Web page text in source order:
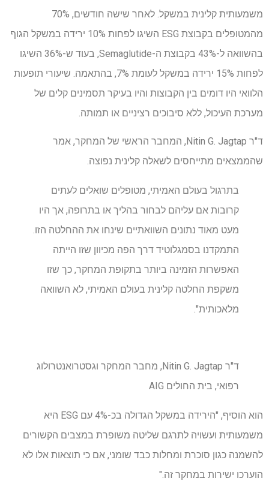
משמעותית קלינית במשקל. לאחר שישה חודשים, 70%
מהמטופלים בקבוצת ESG השיגו לפחות 10% ירידה במשקל הגוף
בהשוואה ל-43% בקבוצת ה-Semaglutide, בעוד ש-36% השיגו
לפחות 15% ירידה במשקל לעומת 7%, בהתאמה. שיעורי תופעות
הלוואי היו דומים בין הקבוצות והיו בעיקר תסמינים קלים של
מערכת העיכול, ללא סיבוכים רציניים או תמותה.
ד"ר Nitin G. Jagtap, המחבר הראשי של המחקר, אמר
שהממצאים מתייחסים לשאלה קלינית נפוצה.
בתרגול בעולם האמיתי, מטופלים שואלים לעתים
קרובות אם עליהם לבחור בהליך או בתרופה, אך היו
מעט מאוד נתונים השוואתיים שינחו את ההחלטה הזו.
התמקדנו בסמגלוטיד דרך הפה מכיוון שזו הייתה
האפשרות הזמינה ביותר בתקופת המחקר, כך שזו
משקפת החלטה קלינית בעולם האמיתי, לא השוואה
מלאכותית".
ד"ר Nitin G. Jagtap, מחבר המחקר וגסטרואנטרולוג
רפואי, בית החולים AIG
הוא הוסיף, "הירידה במשקל הגדולה בכ-4% עם ESG היא
משמעותית ועשויה לתרגם שליטה משופרת במצבים הקשורים
להשמנה כגון סוכרת ומחלות כבד שומני, אם כי תוצאות אלו לא
הוערכו ישירות במחקר זה."